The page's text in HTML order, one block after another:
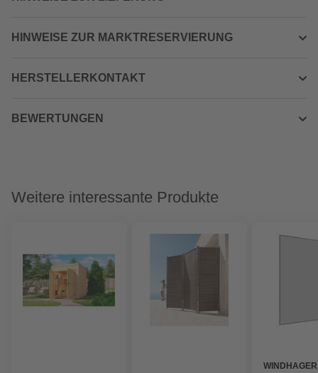
HINWEISE ZUR MARKTRESERVIERUNG
HERSTELLERKONTAKT
BEWERTUNGEN
Weitere interessante Produkte
WINDHAGER